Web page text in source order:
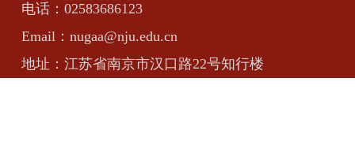
电话： 02583686123
Email： nugaa@nju.edu.cn
地址： 江苏省南京市汉口路22号知行楼